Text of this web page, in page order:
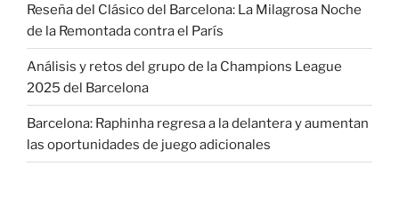
Reseña del Clásico del Barcelona: La Milagrosa Noche
de la Remontada contra el París
Análisis y retos del grupo de la Champions League
2025 del Barcelona
Barcelona: Raphinha regresa a la delantera y aumentan
las oportunidades de juego adicionales